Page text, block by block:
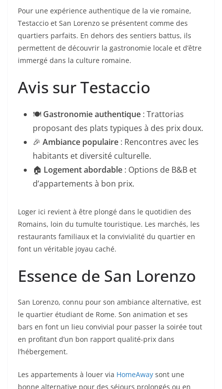
Pour une expérience authentique de la vie romaine,
Testaccio et San Lorenzo se présentent comme des
quartiers parfaits. En dehors des sentiers battus, ils
permettent de découvrir la gastronomie locale et d’être
immergé dans la culture romaine.
Avis sur Testaccio
🍽️ Gastronomie authentique : Trattorias
proposant des plats typiques à des prix doux.
🎉 Ambiance populaire : Rencontres avec les
habitants et diversité culturelle.
🏠 Logement abordable : Options de B&B et
d’appartements à bon prix.
Loger ici revient à être plongé dans le quotidien des
Romains, loin du tumulte touristique. Les marchés, les
restaurants familiaux et la convivialité du quartier en
font un véritable joyau caché.
Essence de San Lorenzo
San Lorenzo, connu pour son ambiance alternative, est
le quartier étudiant de Rome. Son animation et ses
bars en font un lieu convivial pour passer la soirée tout
en profitant d’un bon rapport qualité-prix dans
l’hébergement.
Les appartements à louer via HomeAway sont une
bonne alternative pour des séjours prolongés ou en